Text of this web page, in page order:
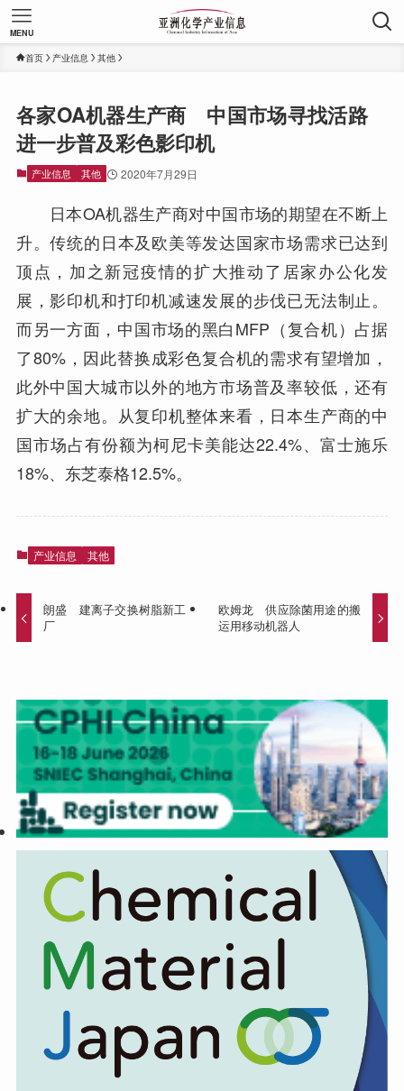
MENU
首页 产业信息 其他
各家OA机器生产商 中国市场寻找活路
进一步普及彩色影印机
产业信息 其他 2020年7月29日
日本OA机器生产商对中国市场的期望在不断上
升。传统的日本及欧美等发达国家市场需求已达到
顶点，加之新冠疫情的扩大推动了居家办公化发
展，影印机和打印机减速发展的步伐已无法制止。
而另一方面，中国市场的黑白MFP（复合机）占据
了80%，因此替换成彩色复合机的需求有望增加，
此外中国大城市以外的地方市场普及率较低，还有
扩大的余地。从复印机整体来看，日本生产商的中
国市场占有份额为柯尼卡美能达22.4%、富士施乐
18%、东芝泰格12.5%。
产业信息 其他
朗盛 建离子交换树脂新工
厂
欧姆龙 供应除菌用途的搬
运用移动机器人